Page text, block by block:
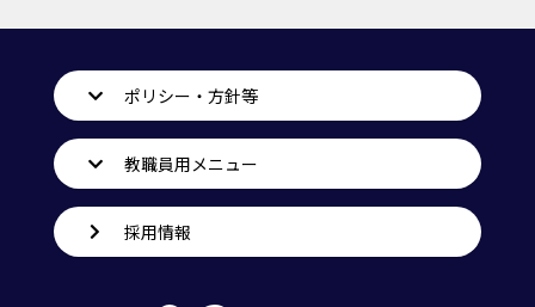
ポリシー・方針等
教職員用メニュー
採用情報